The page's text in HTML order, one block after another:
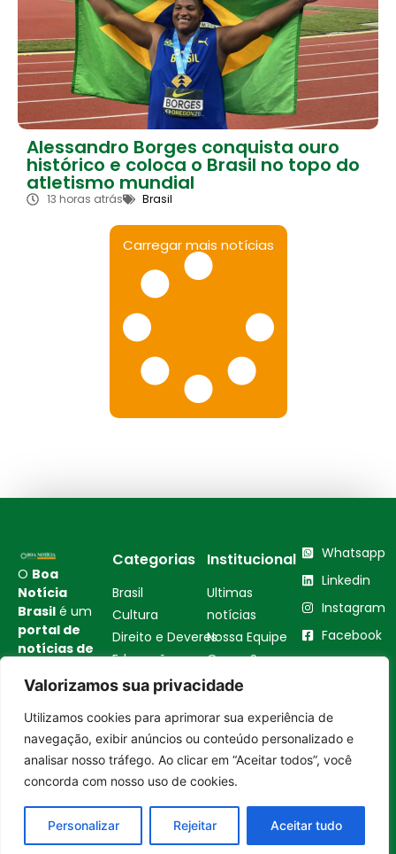
Valorizamos sua privacidade
Utilizamos cookies para aprimorar sua experiência de
navegação, exibir anúncios ou conteúdo personalizado e
analisar nosso tráfego. Ao clicar em “Aceitar todos”, você
concorda com nosso uso de cookies.
Personalizar Rejeitar Aceitar tudo
Alessandro Borges conquista ouro
histórico e coloca o Brasil no topo do
atletismo mundial
13 horas atrás Brasil
Carregar mais notícias
O Boa
Notícia
Brasil é um
portal de
notícias de
cultura,
estar,
empreendedorismo,
turismo,
tecnologia
no Brasil e
Categorias
Brasil
Cultura
Direito e Deveres
Educação e
Carreira
Saúde e Bem-Estar
Sustentabilidade
Tecnologia
Turismo e
Gastronomia
Institucional
Ultimas
notícias
Nossa Equipe
Quem Somos
Contato
Editoriais
Política de
Privacidade
Política de
Cookies
Whatsapp
Linkedin
Instagram
Facebook
Youtube